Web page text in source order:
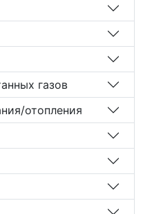
газов
отопления